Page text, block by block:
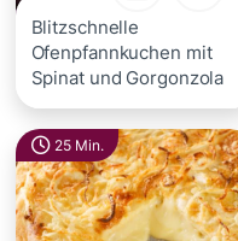
Blitzschnelle
Ofenpfannkuchen mit
Spinat und Gorgonzola
25 Min.